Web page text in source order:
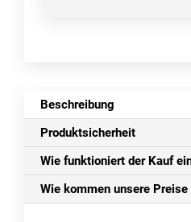
Beschreibung
Produktsicherheit
Wie funktioniert der Kauf
Wie kommen unsere Preise